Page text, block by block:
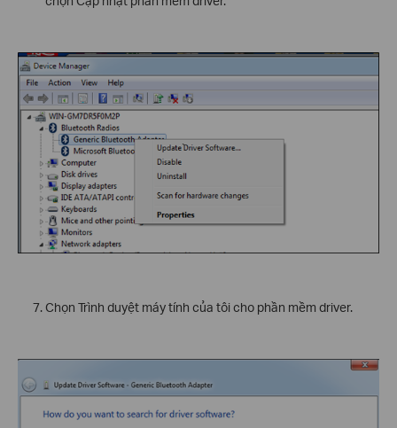
`
Chọn Trình duyệt máy tính của tôi cho phần mềm driver.